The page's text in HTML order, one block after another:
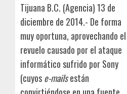
Tijuana B.C. (Agencia) 13 de
diciembre de 2014.- De forma
muy oportuna, aprovechando el
revuelo causado por el ataque
informático sufrido por Sony
(cuyose-mailsestán